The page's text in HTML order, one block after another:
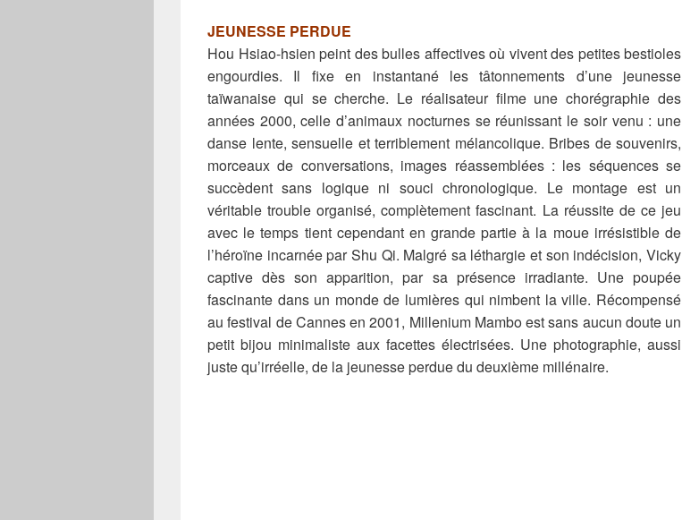
JEUNESSE PERDUE
Hou Hsiao-hsien peint des bulles affectives où vivent des petites bestioles
engourdies. Il fixe en instantané les tâtonnements d’une jeunesse
taïwanaise qui se cherche. Le réalisateur filme une chorégraphie des
années 2000, celle d’animaux nocturnes se réunissant le soir venu : une
danse lente, sensuelle et terriblement mélancolique. Bribes de souvenirs,
morceaux de conversations, images réassemblées : les séquences se
succèdent sans logique ni souci chronologique. Le montage est un
véritable trouble organisé, complètement fascinant. La réussite de ce jeu
avec le temps tient cependant en grande partie à la moue irrésistible de
l’héroïne incarnée par Shu Qi. Malgré sa léthargie et son indécision, Vicky
captive dès son apparition, par sa présence irradiante. Une poupée
fascinante dans un monde de lumières qui nimbent la ville. Récompensé
au festival de Cannes en 2001, Millenium Mambo est sans aucun doute un
petit bijou minimaliste aux facettes électrisées. Une photographie, aussi
juste qu’irréelle, de la jeunesse perdue du deuxième millénaire.